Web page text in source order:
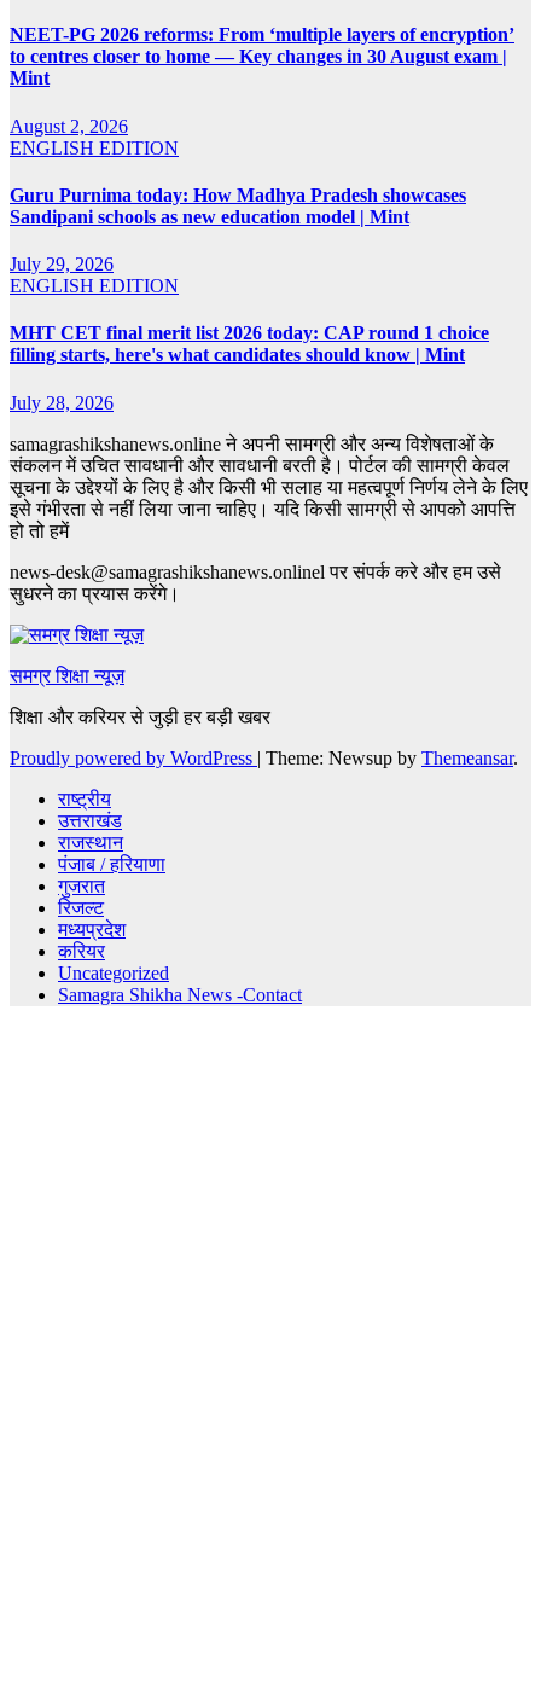
NEET-PG 2026 reforms: From ‘multiple layers of encryption’
to centres closer to home — Key changes in 30 August exam |
Mint
August 2, 2026
ENGLISH EDITION
Guru Purnima today: How Madhya Pradesh showcases
Sandipani schools as new education model | Mint
July 29, 2026
ENGLISH EDITION
MHT CET final merit list 2026 today: CAP round 1 choice
filling starts, here's what candidates should know | Mint
July 28, 2026
samagrashikshanews.online ने अपनी सामग्री और अन्य विशेषताओं के
संकलन में उचित सावधानी और सावधानी बरती है। पोर्टल की सामग्री केवल
सूचना के उद्देश्यों के लिए है और किसी भी सलाह या महत्वपूर्ण निर्णय लेने के लिए
इसे गंभीरता से नहीं लिया जाना चाहिए। यदि किसी सामग्री से आपको आपत्ति
हो तो हमें
news-desk@samagrashikshanews.onlinel पर संपर्क करे और हम उसे
सुधरने का प्रयास करेंगे।
समग्र शिक्षा न्यूज़
शिक्षा और करियर से जुड़ी हर बड़ी खबर
Proudly powered by WordPress | Theme: Newsup by Themeansar.
राष्ट्रीय
उत्तराखंड
राजस्थान
पंजाब / हरियाणा
गुजरात
रिजल्ट
मध्यप्रदेश
करियर
Uncategorized
Samagra Shikha News -Contact